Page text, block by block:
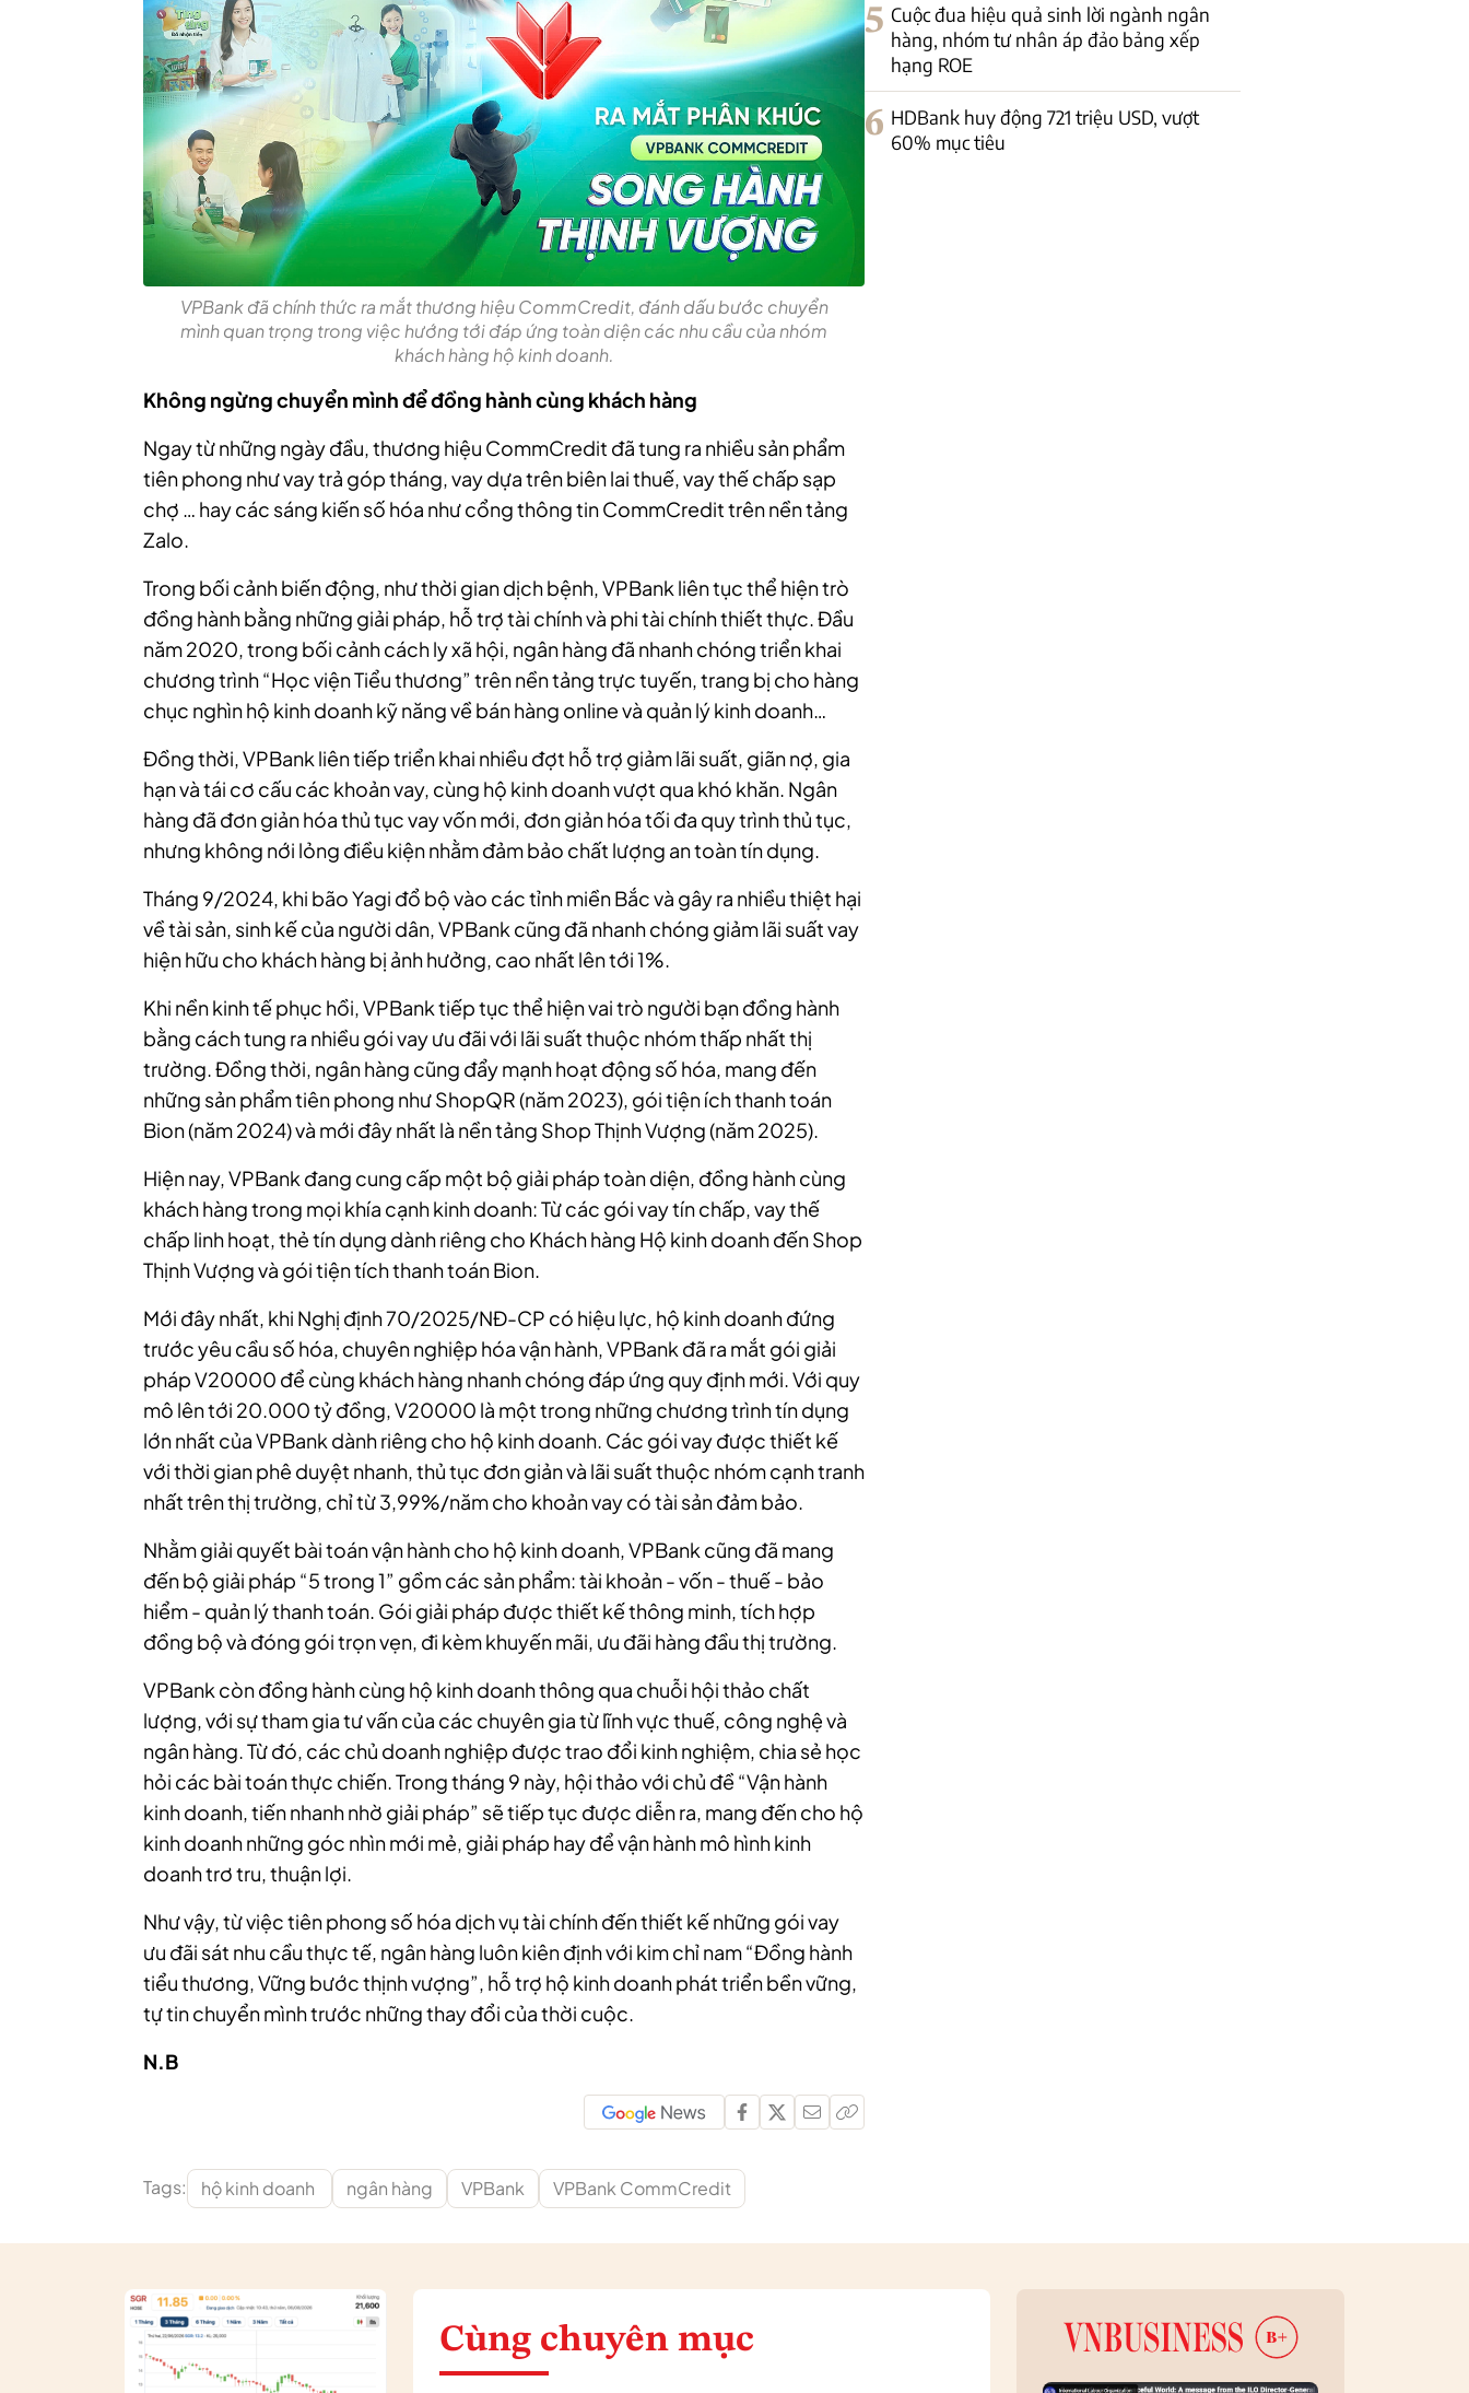
VPBank đã chính thức ra mắt thương hiệu CommCredit, đánh dấu bước chuyển
mình quan trọng trong việc hướng tới đáp ứng toàn diện các nhu cầu của nhóm
khách hàng hộ kinh doanh.
Không ngừng chuyển mình để đồng hành cùng khách hàng
Ngay từ những ngày đầu, thương hiệu CommCredit đã tung ra nhiều sản phẩm
tiên phong như vay trả góp tháng, vay dựa trên biên lai thuế, vay thế chấp sạp
chợ … hay các sáng kiến số hóa như cổng thông tin CommCredit trên nền tảng
Zalo.
Trong bối cảnh biến động, như thời gian dịch bệnh, VPBank liên tục thể hiện trò
đồng hành bằng những giải pháp, hỗ trợ tài chính và phi tài chính thiết thực. Đầu
năm 2020, trong bối cảnh cách ly xã hội, ngân hàng đã nhanh chóng triển khai
chương trình “Học viện Tiểu thương” trên nền tảng trực tuyến, trang bị cho hàng
chục nghìn hộ kinh doanh kỹ năng về bán hàng online và quản lý kinh doanh…
Đồng thời, VPBank liên tiếp triển khai nhiều đợt hỗ trợ giảm lãi suất, giãn nợ, gia
hạn và tái cơ cấu các khoản vay, cùng hộ kinh doanh vượt qua khó khăn. Ngân
hàng đã đơn giản hóa thủ tục vay vốn mới, đơn giản hóa tối đa quy trình thủ tục,
nhưng không nới lỏng điều kiện nhằm đảm bảo chất lượng an toàn tín dụng.
Tháng 9/2024, khi bão Yagi đổ bộ vào các tỉnh miền Bắc và gây ra nhiều thiệt hại
về tài sản, sinh kế của người dân, VPBank cũng đã nhanh chóng giảm lãi suất vay
hiện hữu cho khách hàng bị ảnh hưởng, cao nhất lên tới 1%.
Khi nền kinh tế phục hồi, VPBank tiếp tục thể hiện vai trò người bạn đồng hành
bằng cách tung ra nhiều gói vay ưu đãi với lãi suất thuộc nhóm thấp nhất thị
trường. Đồng thời, ngân hàng cũng đẩy mạnh hoạt động số hóa, mang đến
những sản phẩm tiên phong như ShopQR (năm 2023), gói tiện ích thanh toán
Bion (năm 2024) và mới đây nhất là nền tảng Shop Thịnh Vượng (năm 2025).
Hiện nay, VPBank đang cung cấp một bộ giải pháp toàn diện, đồng hành cùng
khách hàng trong mọi khía cạnh kinh doanh: Từ các gói vay tín chấp, vay thế
chấp linh hoạt, thẻ tín dụng dành riêng cho Khách hàng Hộ kinh doanh đến Shop
Thịnh Vượng và gói tiện tích thanh toán Bion.
Mới đây nhất, khi Nghị định 70/2025/NĐ-CP có hiệu lực, hộ kinh doanh đứng
trước yêu cầu số hóa, chuyên nghiệp hóa vận hành, VPBank đã ra mắt gói giải
pháp V20000 để cùng khách hàng nhanh chóng đáp ứng quy định mới. Với quy
mô lên tới 20.000 tỷ đồng, V20000 là một trong những chương trình tín dụng
lớn nhất của VPBank dành riêng cho hộ kinh doanh. Các gói vay được thiết kế
với thời gian phê duyệt nhanh, thủ tục đơn giản và lãi suất thuộc nhóm cạnh tranh
nhất trên thị trường, chỉ từ 3,99%/năm cho khoản vay có tài sản đảm bảo.
Nhằm giải quyết bài toán vận hành cho hộ kinh doanh, VPBank cũng đã mang
đến bộ giải pháp “5 trong 1” gồm các sản phẩm: tài khoản - vốn - thuế - bảo
hiểm - quản lý thanh toán. Gói giải pháp được thiết kế thông minh, tích hợp
đồng bộ và đóng gói trọn vẹn, đi kèm khuyến mãi, ưu đãi hàng đầu thị trường.
VPBank còn đồng hành cùng hộ kinh doanh thông qua chuỗi hội thảo chất
lượng, với sự tham gia tư vấn của các chuyên gia từ lĩnh vực thuế, công nghệ và
ngân hàng. Từ đó, các chủ doanh nghiệp được trao đổi kinh nghiệm, chia sẻ học
hỏi các bài toán thực chiến. Trong tháng 9 này, hội thảo với chủ đề “Vận hành
kinh doanh, tiến nhanh nhờ giải pháp” sẽ tiếp tục được diễn ra, mang đến cho hộ
kinh doanh những góc nhìn mới mẻ, giải pháp hay để vận hành mô hình kinh
doanh trơ tru, thuận lợi.
Như vậy, từ việc tiên phong số hóa dịch vụ tài chính đến thiết kế những gói vay
ưu đãi sát nhu cầu thực tế, ngân hàng luôn kiên định với kim chỉ nam “Đồng hành
tiểu thương, Vững bước thịnh vượng”, hỗ trợ hộ kinh doanh phát triển bền vững,
tự tin chuyển mình trước những thay đổi của thời cuộc.
N.B
Tags: hộ kinh doanh ngân hàng VPBank VPBank CommCredit
5 Cuộc đua hiệu quả sinh lời ngành ngân
hàng, nhóm tư nhân áp đảo bảng xếp
hạng ROE
6 HDBank huy động 721 triệu USD, vượt
60% mục tiêu
Cùng chuyên mục